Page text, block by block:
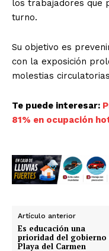
los trabajadores que
turno.
Su objetivo es
con la exposición
molestias
Te puede interesar:
81% en ocupación
Artículo anterior
Es educación una
prioridad del gobierno
Playa del Carmen